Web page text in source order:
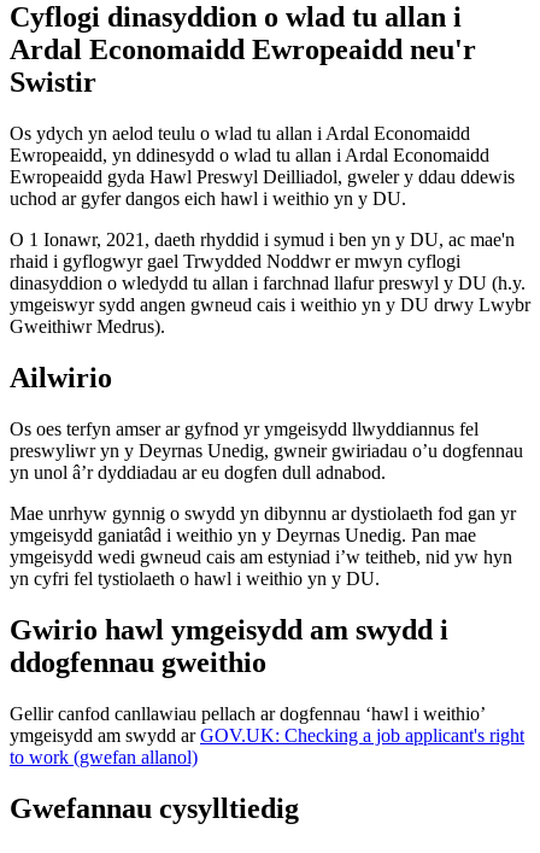
Cyflogi dinasyddion o wlad tu allan i
Ardal Economaidd Ewropeaidd neu'r
Swistir
Os ydych yn aelod teulu o wlad tu allan i Ardal Economaidd
Ewropeaidd, yn ddinesydd o wlad tu allan i Ardal Economaidd
Ewropeaidd gyda Hawl Preswyl Deilliadol, gweler y ddau ddewis
uchod ar gyfer dangos eich hawl i weithio yn y DU.
O 1 Ionawr, 2021, daeth rhyddid i symud i ben yn y DU, ac mae'n
rhaid i gyflogwyr gael Trwydded Noddwr er mwyn cyflogi
dinasyddion o wledydd tu allan i farchnad llafur preswyl y DU (h.y.
ymgeiswyr sydd angen gwneud cais i weithio yn y DU drwy Lwybr
Gweithiwr Medrus).
Ailwirio
Os oes terfyn amser ar gyfnod yr ymgeisydd llwyddiannus fel
preswyliwr yn y Deyrnas Unedig, gwneir gwiriadau o’u dogfennau
yn unol â’r dyddiadau ar eu dogfen dull adnabod.
Mae unrhyw gynnig o swydd yn dibynnu ar dystiolaeth fod gan yr
ymgeisydd ganiatâd i weithio yn y Deyrnas Unedig. Pan mae
ymgeisydd wedi gwneud cais am estyniad i’w teitheb, nid yw hyn
yn cyfri fel tystiolaeth o hawl i weithio yn y DU.
Gwirio hawl ymgeisydd am swydd i
ddogfennau gweithio
Gellir canfod canllawiau pellach ar dogfennau ‘hawl i weithio’
ymgeisydd am swydd arGOV.UK: Checking a job applicant's right
to work (gwefan allanol)
Gwefannau cysylltiedig